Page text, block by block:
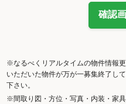
確認
※なるべくリアルタイムの物件情報
いただいた物件が万が一募集終了し
下さい。
※間取り図・方位・写真・内装・家